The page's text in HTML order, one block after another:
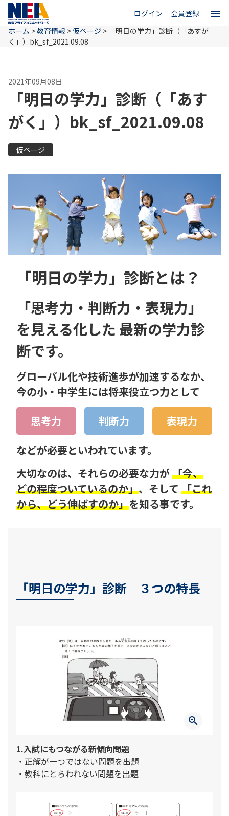
ログイン 会員登録 menu
ホーム
NEAとは
教育情報
ホーム >教育情報 >仮ページ > 「明日の学力」診断（「あすが
く」）bk_sf_2021.09.08
2021年09月08日
「明日の学力」診断（「あす
がく」）bk_sf_2021.09.08
仮ページ
「明日の学力」診断とは？
「思考力・判断力・表現力」
を見える化した 最新の学力診
断です。
グローバル化や技術進歩が加速するなか、
今の小・中学生には将来役立つ力として
思考力
判断力
表現力
などが必要といわれています。
大切なのは、それらの必要な力が「今、
どの程度ついているのか」、そして 「これ
から、どう伸ばすのか」を知る事です。
「明日の学力」診断 ３つの特長
zoom_in
1.入試にもつながる新傾向問題
・正解が一つではない問題を出題
・教科にとらわれない問題を出題